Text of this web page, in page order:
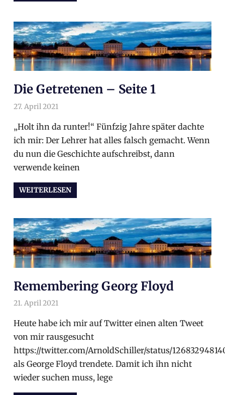
Die Getretenen – Seite 1
27. April 2021
„Holt ihn da runter!“ Fünfzig Jahre später dachte
ich mir: Der Lehrer hat alles falsch gemacht. Wenn
du nun die Geschichte aufschreibst, dann
verwende keinen
WEITERLESEN
Remembering Georg Floyd
21. April 2021
Heute habe ich mir auf Twitter einen alten Tweet
von mir rausgesucht
https://twitter.com/ArnoldSchiller/status/
als George Floyd trendete. Damit ich ihn nicht
wieder suchen muss, lege